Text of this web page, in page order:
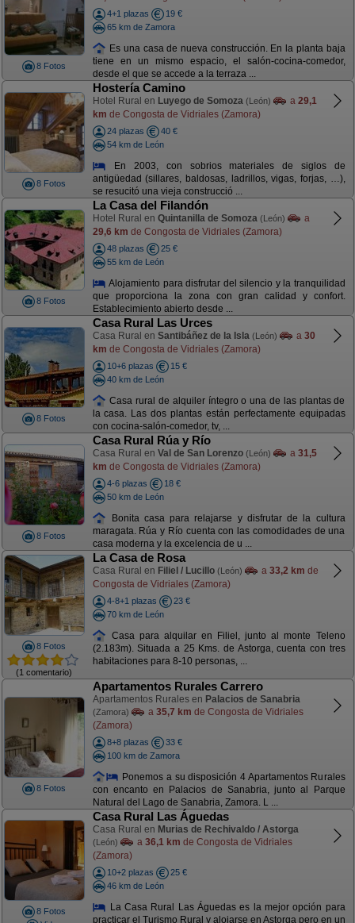
8 Fotos
4+1 plazas
19 €
65 km de Zamora
Es una casa de nueva construcción. En la planta baja
tiene en un mismo espacio, el salón-cocina-comedor,
desde el que se accede a la terraza ...
8 Fotos
Hostería Camino
Hotel Rural en Luyego de Somoza (León) a 29,1
km de Congosta de Vidriales (Zamora)
24 plazas
40 €
54 km de León
En 2003, con sobrios materiales de siglos de
antigüedad (sillares, baldosas, ladrillos, vigas, forjas, …),
se resucitó una vieja construcció ...
8 Fotos
La Casa del Filandón
Hotel Rural en Quintanilla de Somoza (León)
a
29,6 km de Congosta de Vidriales (Zamora)
48 plazas
25 €
55 km de León
Alojamiento para disfrutar del silencio y la tranquilidad
que proporciona la zona con gran calidad y confort.
Establecimiento abierto desde ...
8 Fotos
Casa Rural Las Urces
Casa Rural en Santibáñez de la Isla (León) a 30
km de Congosta de Vidriales (Zamora)
10+6 plazas
15 €
40 km de León
Casa rural de alquiler íntegro o una de las plantas de
la casa. Las dos plantas están perfectamente equipadas
con cocina-salón-comedor, tv, ...
8 Fotos
Casa Rural Rúa y Río
Casa Rural en Val de San Lorenzo (León) a 31,5
km de Congosta de Vidriales (Zamora)
4-6 plazas
18 €
50 km de León
Bonita casa para relajarse y disfrutar de la cultura
maragata. Rúa y Río cuenta con las comodidades de una
casa moderna y la excelencia de u ...
8 Fotos
(1 comentario)
La Casa de Rosa
Casa Rural en Filiel / Lucillo (León) a 33,2 km de
Congosta de Vidriales (Zamora)
4-8+1 plazas
23 €
70 km de León
Casa para alquilar en Filiel, junto al monte Teleno
(2.183m). Situada a 25 Kms. de Astorga, cuenta con tres
habitaciones para 8-10 personas, ...
8 Fotos
Apartamentos Rurales Carrero
Apartamentos Rurales en Palacios de Sanabria
(Zamora) a 35,7 km de Congosta de Vidriales
(Zamora)
8+8 plazas
33 €
100 km de Zamora
Ponemos a su disposición 4 Apartamentos Rurales
con encanto en Palacios de Sanabria, junto al Parque
Natural del Lago de Sanabria, Zamora. L ...
8 Fotos
Casa Rural Las Águedas
Casa Rural en Murias de Rechivaldo / Astorga
(León) a 36,1 km de Congosta de Vidriales
(Zamora)
10+2 plazas
25 €
46 km de León
La Casa Rural Las Águedas es la mejor opción para
practicar el Turismo Rural y alojarse en Astorga pero en un